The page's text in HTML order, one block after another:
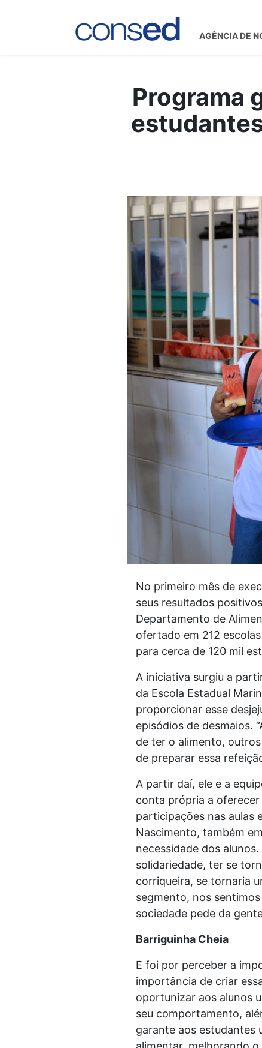
AGÊNCIA DE
Programa
No primeiro mês de
seus resultados
Departamento de
ofertado em 212
para cerca de 120 mil
A iniciativa surgiu a
da Escola Estadual
proporcionar esse
episódios de desmaios.
de ter o alimento,
de preparar essa
A partir daí, ele e a
conta própria a
participações nas aulas
Nascimento, também
necessidade dos
solidariedade, ter se
corriqueira, se tornaria
segmento, nos
sociedade pede da
Barriguinha Cheia
E foi por perceber a
importância de criar
oportunizar aos alunos
seu comportamento,
garante aos estudantes